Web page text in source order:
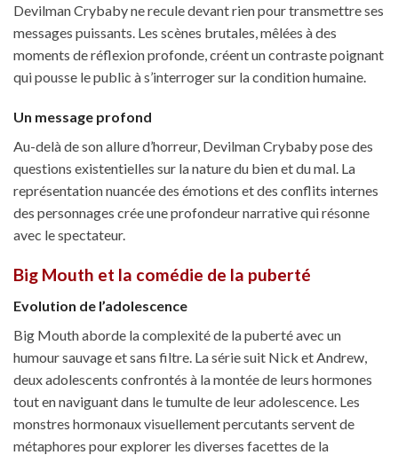
Devilman Crybaby ne recule devant rien pour transmettre ses
messages puissants. Les scènes brutales, mêlées à des
moments de réflexion profonde, créent un contraste poignant
qui pousse le public à s’interroger sur la condition humaine.
Un message profond
Au-delà de son allure d’horreur, Devilman Crybaby pose des
questions existentielles sur la nature du bien et du mal. La
représentation nuancée des émotions et des conflits internes
des personnages crée une profondeur narrative qui résonne
avec le spectateur.
Big Mouth et la comédie de la puberté
Evolution de l’adolescence
Big Mouth aborde la complexité de la puberté avec un
humour sauvage et sans filtre. La série suit Nick et Andrew,
deux adolescents confrontés à la montée de leurs hormones
tout en naviguant dans le tumulte de leur adolescence. Les
monstres hormonaux visuellement percutants servent de
métaphores pour explorer les diverses facettes de la